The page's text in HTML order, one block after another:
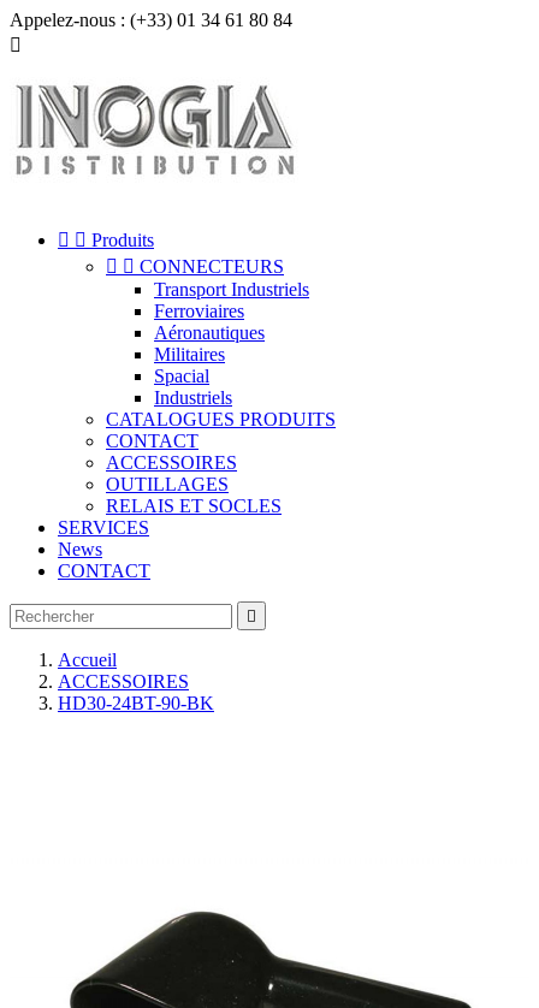
Appelez-nous : (+33) 01 34 61 80 84

  Produits
  CONNECTEURS
Transport Industriels
Ferroviaires
Aéronautiques
Militaires
Spacial
Industriels
CATALOGUES PRODUITS
CONTACT
ACCESSOIRES
OUTILLAGES
RELAIS ET SOCLES
SERVICES
News
CONTACT

Accueil
ACCESSOIRES
HD30-24BT-90-BK